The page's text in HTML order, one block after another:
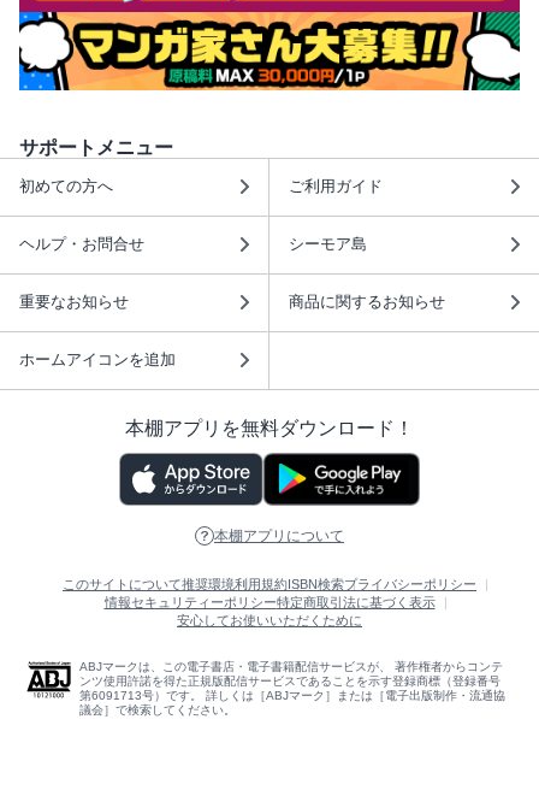
サポートメニュー
初めての方へ ご利用ガイド
ヘルプ・お問合せ シーモア島
重要なお知らせ 商品に関するお知らせ
ホームアイコンを追加
本棚アプリを無料ダウンロード！
本棚アプリについて
このサイトについて推奨環境利用規約 ISBN検索プライバシーポリシー
情報セキュリティーポリシー特定商取引法に基づく表示
安心してお使いいただくために
ABJマークは、この電子書店・電子書籍配信サービスが、 著作権者からコンテ
ンツ使用許諾を得た正規版配信サービスであることを示す登録商標（登録番号
第6091713号）です。 詳しくは［ABJマーク］または［電子出版制作・流通協
議会］で検索してください。